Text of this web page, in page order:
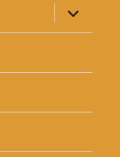
anzeigen